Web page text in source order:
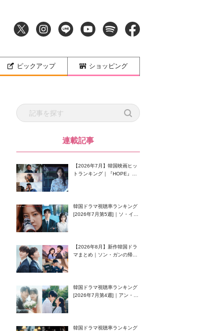
ピックアップ ショッピング
連載記事
【2026年7月】韓国映画ヒッ
トランキング｜『HOPE』が
韓国ドラマ視聴率ランキング
[2026年7月第5週]｜ソ・イン
【2026年8月】新作韓国ドラ
マまとめ｜ソン・ガンの帰
韓国ドラマ視聴率ランキング
[2026年7月第4週]｜アン・ヒ
韓国ドラマ視聴率ランキング